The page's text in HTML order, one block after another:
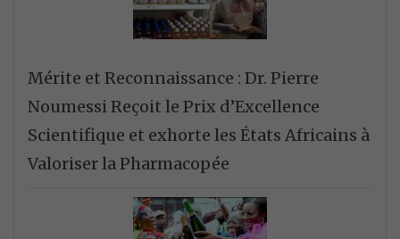
Mérite et Reconnaissance : Dr. Pierre
Noumessi Reçoit le Prix d’Excellence
Scientifique et exhorte les États Africains à
Valoriser la Pharmacopée